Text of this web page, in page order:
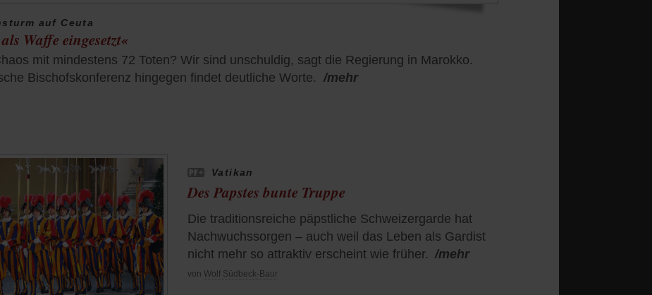
auf Ceuta
Waffe eingesetzt«
mit mindestens 72 Toten? Wir sind unschuldig, sagt die Regierung in Marokko.
Bischofskonferenz hingegen findet deutliche Worte. /mehr
Vatikan
Des Papstes bunte Truppe
Die traditionsreiche päpstliche Schweizergarde hat
Nachwuchssorgen – auch weil das Leben als Gardist
nicht mehr so attraktiv erscheint wie früher. /mehr
von Wolf Südbeck-Baur